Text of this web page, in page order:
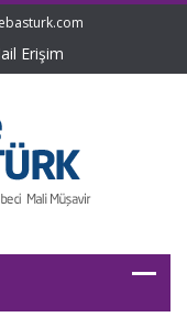
Erişim